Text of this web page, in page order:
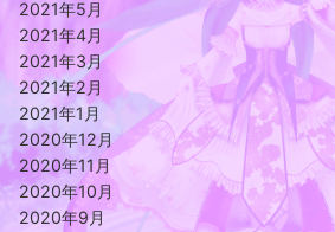
2021年5月
2021年4月
2021年3月
2021年2月
2021年1月
2020年12月
2020年11月
2020年10月
2020年9月